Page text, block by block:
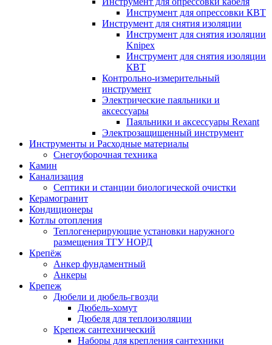
Инструмент для опрессовки КВТ
Инструмент для снятия изоляции
Инструмент для снятия изоляции
Knipex
Инструмент для снятия изоляции
КВТ
Контрольно-измерительный
инструмент
Электрические паяльники и
аксессуары
Паяльники и аксессуары Rexant
Электрозащищенный инструмент
Инструменты и Расходные материалы
Снегоуборочная техника
Камин
Канализация
Септики и станции биологической очистки
Керамогранит
Кондиционеры
Котлы отопления
Теплогенерирующие установки наружного
размещения ТГУ НОРД
Крепёж
Анкер фундаментный
Анкеры
Крепеж
Дюбели и дюбель-гвозди
Дюбель-хомут
Дюбеля для теплоизоляции
Крепеж сантехнический
Наборы для крепления сантехники